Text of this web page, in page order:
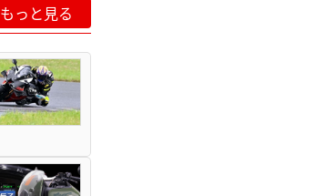
もっと見る